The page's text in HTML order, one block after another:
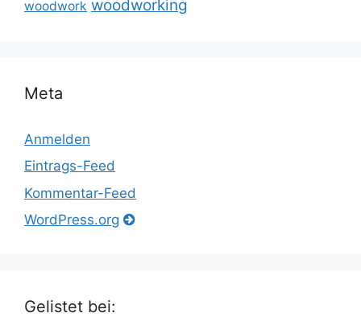
woodwork woodworking
Meta
Anmelden
Eintrags-Feed
Kommentar-Feed
WordPress.org
Gelistet bei: